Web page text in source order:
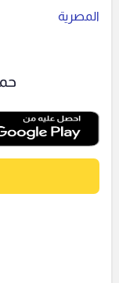
المصرية